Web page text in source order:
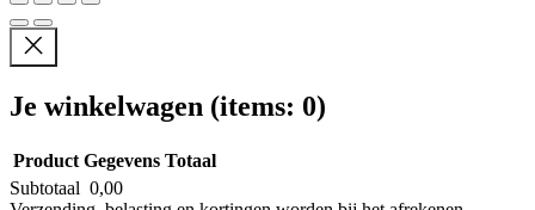
Je winkelwagen (items: 0)
Product Gegevens Totaal
Subtotaal 0,00